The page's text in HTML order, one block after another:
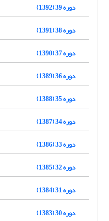
دوره 39 (1392)
دوره 38 (1391)
دوره 37 (1390)
دوره 36 (1389)
دوره 35 (1388)
دوره 34 (1387)
دوره 33 (1386)
دوره 32 (1385)
دوره 31 (1384)
دوره 30 (1383)